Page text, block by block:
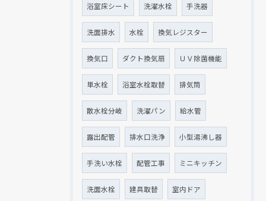
浴室床シート 洗濯水栓 手洗器
洗面排水 水栓 換気レジスター
換気口 ダクト換気扇 ＵＶ除菌機能
単水栓 浴室水栓取替 排気筒
散水栓分岐 洗濯パン 給水管
露出配管 排水口洗浄 小型湯沸し器
手洗い水栓 配管工事 ミニキッチン
洗面水栓 建具取替 室内ドア